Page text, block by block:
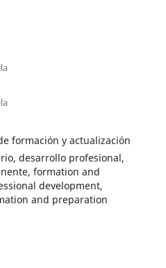
formación y actualización
desarrollo profesional,
formation and
development,
and preparation